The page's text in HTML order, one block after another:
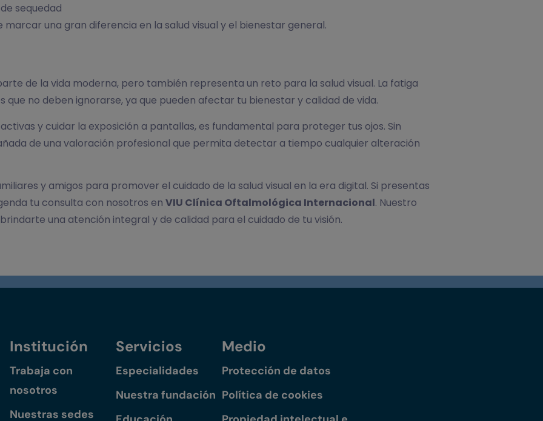
sequedad
una gran diferencia en la salud visual y el bienestar general.
de la vida moderna, pero también representa un reto para la salud visual. La fatiga
que no deben ignorarse, ya que pueden afectar tu bienestar y calidad de vida.
y cuidar la exposición a pantallas, es fundamental para proteger tus ojos. Sin
de una valoración profesional que permita detectar a tiempo cualquier alteración
y amigos para promover el cuidado de la salud visual en la era digital. Si presentas
tu consulta con nosotros en VIU Clínica Oftalmológica Internacional. Nuestro
una atención integral y de calidad para el cuidado de tu visión.
Institución
Trabaja con
nosotros
Nuestras sedes
Servicios
Especialidades
Nuestra fundación
Medio
Protección de datos
Política de cookies